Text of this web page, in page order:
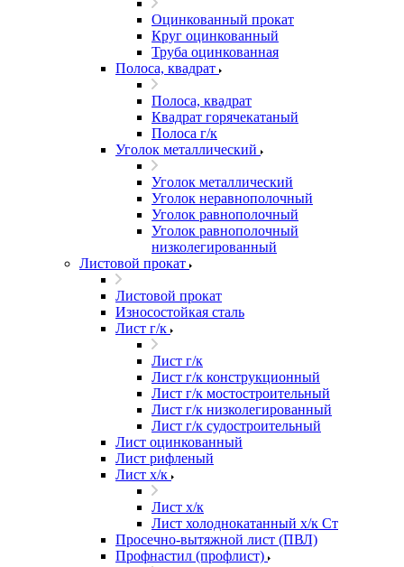
Оцинкованный прокат
Круг оцинкованный
Труба оцинкованная
Полоса, квадрат
Полоса, квадрат
Квадрат горячекатаный
Полоса г/к
Уголок металлический
Уголок металлический
Уголок неравнополочный
Уголок равнополочный
Уголок равнополочный
низколегированный
Листовой прокат
Листовой прокат
Износостойкая сталь
Лист г/к
Лист г/к
Лист г/к конструкционный
Лист г/к мостостроительный
Лист г/к низколегированный
Лист г/к судостроительный
Лист оцинкованный
Лист рифленый
Лист х/к
Лист х/к
Лист холоднокатанный х/к Ст
Просечно-вытяжной лист (ПВЛ)
Профнастил (профлист)